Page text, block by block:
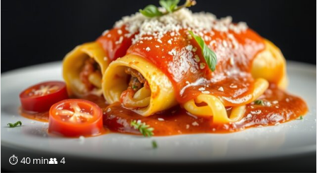
⏱ 40 min👥 4